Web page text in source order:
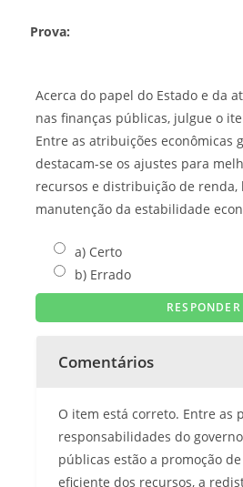
Prova:
Acerca do papel do Estado e da
nas finanças públicas, julgue o
Entre as atribuições econômicas
destacam-se os ajustes para
recursos e distribuição de renda,
manutenção da estabilidade
a) Certo
b) Errado
Comentários
O item está correto. Entre as
responsabilidades do
públicas estão a promoção
eficiente dos recursos, a